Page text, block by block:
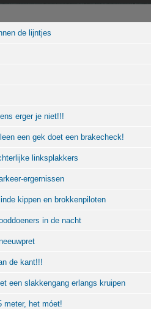
de lijntjes
erger je niet!!!
een gek doet een brakecheck!
linksplakkers
ergernissen
kippen en brokkenpiloten
in de nacht
de kant!!!
een slakkengang erlangs kruipen
meter, het móet!